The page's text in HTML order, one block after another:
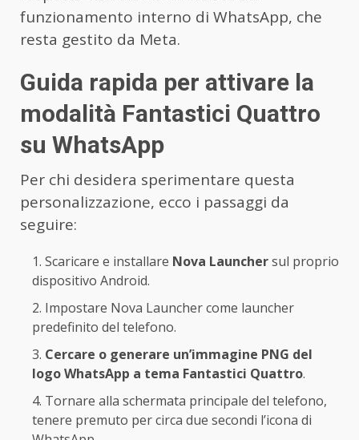
funzionamento interno di WhatsApp, che
resta gestito da Meta.
Guida rapida per attivare la
modalità Fantastici Quattro
su WhatsApp
Per chi desidera sperimentare questa
personalizzazione, ecco i passaggi da
seguire:
Scaricare e installare Nova Launchersul proprio
dispositivo Android.
Impostare Nova Launcher come launcher
predefinito del telefono.
Cercare o generare un’immagine PNG del
logo WhatsApp a tema Fantastici Quattro.
Tornare alla schermata principale del telefono,
tenere premuto per circa due secondi l’icona di